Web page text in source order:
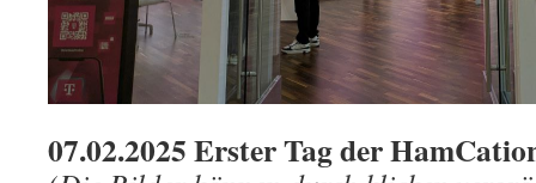
07.02.2025 Erster Tag der